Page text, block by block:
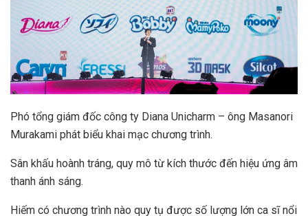
Phó tổng giám đốc công ty Diana Unicharm – ông Masanori
Murakami phát biểu khai mạc chương trình.
Sân khấu hoành tráng, quy mô từ kích thước đến hiệu ứng âm
thanh ánh sáng.
Hiếm có chương trình nào quy tụ được số lượng lớn ca sĩ nổi